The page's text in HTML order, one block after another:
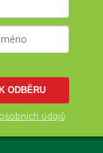
ODBĚRU
údajů